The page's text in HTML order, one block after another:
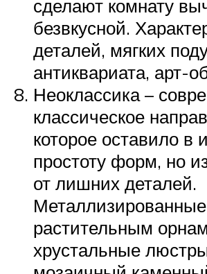
сделают комнату
безвкусной.
деталей, мягких
антиквариата, арт-
Неоклассика –
классическое
которое оставило в
простоту форм, но
от лишних деталей.
растительным
хрустальные